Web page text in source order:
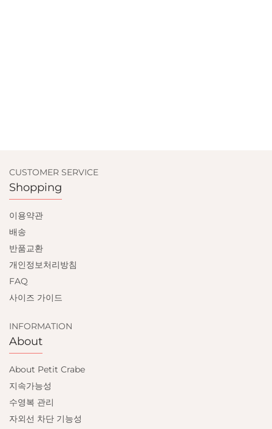
CUSTOMER SERVICE
Shopping
이용약관
배송
반품교환
개인정보처리방침
FAQ
사이즈 가이드
INFORMATION
About
About Petit Crabe
지속가능성
수영복 관리
자외선 차단 기능성